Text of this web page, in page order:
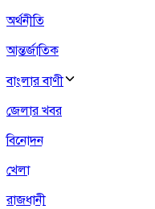
অর্থনীতি
আন্তর্জাতিক
বাংলার বাণী
জেলার খবর
বিনোদন
খেলা
রাজধানী